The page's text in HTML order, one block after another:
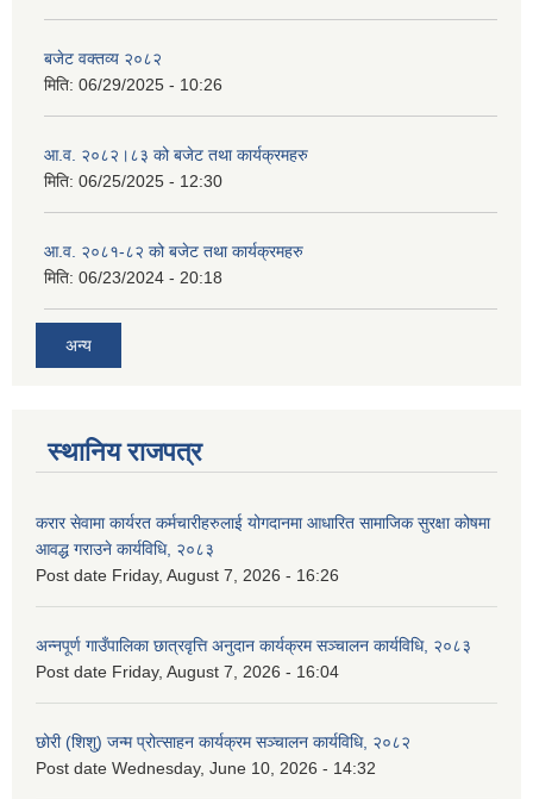
बजेट वक्तव्य २०८२
मिति: 06/29/2025 - 10:26
आ.व. २०८२।८३ को बजेट तथा कार्यक्रमहरु
मिति: 06/25/2025 - 12:30
आ.व. २०८१-८२ को बजेट तथा कार्यक्रमहरु
मिति: 06/23/2024 - 20:18
अन्य
स्थानिय राजपत्र
करार सेवामा कार्यरत कर्मचारीहरुलाई योगदानमा आधारित सामाजिक सुरक्षा कोषमा
आवद्ध गराउने कार्यविधि, २०८३
Post date Friday, August 7, 2026 - 16:26
अन्नपूर्ण गाउँपालिका छात्रवृत्ति अनुदान कार्यक्रम सञ्चालन कार्यविधि, २०८३
Post date Friday, August 7, 2026 - 16:04
छोरी (शिशु) जन्म प्रोत्साहन कार्यक्रम सञ्चालन कार्यविधि, २०८२
Post date Wednesday, June 10, 2026 - 14:32